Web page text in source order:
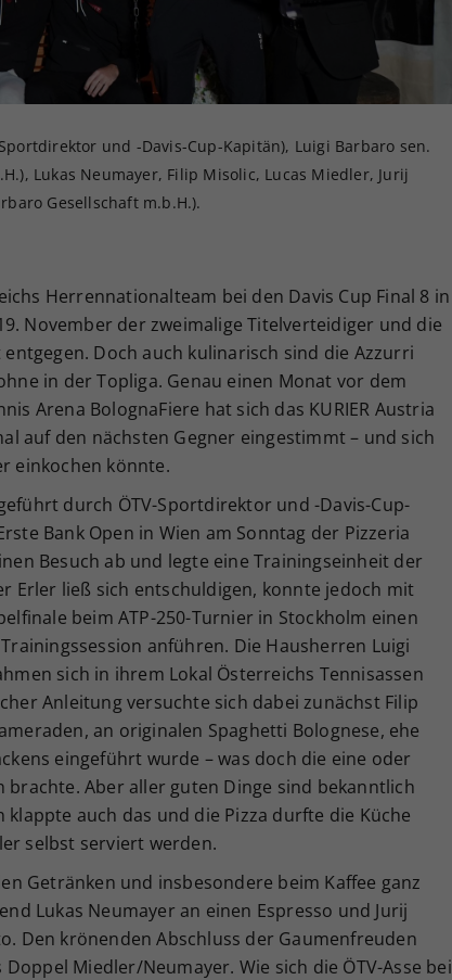
und -Davis-Cup-Kapitän), Luigi Barbaro sen.
Lukas Neumayer, Filip Misolic, Lucas Miedler, Jurij
Gesellschaft m.b.H.).
Herrennationalteam bei den Davis Cup Final 8 in
November der zweimalige Titelverteidiger und die
Doch auch kulinarisch sind die Azzurri
in der Topliga. Genau einen Monat vor dem
Arena BolognaFiere hat sich das KURIER Austria
auf den nächsten Gegner eingestimmt – und sich
einkochen könnte.
durch ÖTV-Sportdirektor und -Davis-Cup-
Bank Open in Wien am Sonntag der Pizzeria
Besuch ab und legte eine Trainingseinheit der
Erler ließ sich entschuldigen, konnte jedoch mit
beim ATP-250-Turnier in Stockholm einen
anführen. Die Hausherren Luigi
sich in ihrem Lokal Österreichs Tennisassen
Anleitung versuchte sich dabei zunächst Filip
an originalen Spaghetti Bolognese, ehe
eingeführt wurde – was doch die eine oder
Aber aller guten Dinge sind bekanntlich
auch das und die Pizza durfte die Küche
selbst serviert werden.
Getränken und insbesondere beim Kaffee ganz
Lukas Neumayer an einen Espresso und Jurij
Den krönenden Abschluss der Gaumenfreuden
Miedler/Neumayer. Wie sich die ÖTV-Asse bei
Ihrer vorgenommen Einstellungen, falls der
Webseiten-Betreiber dies eingestellt hat.